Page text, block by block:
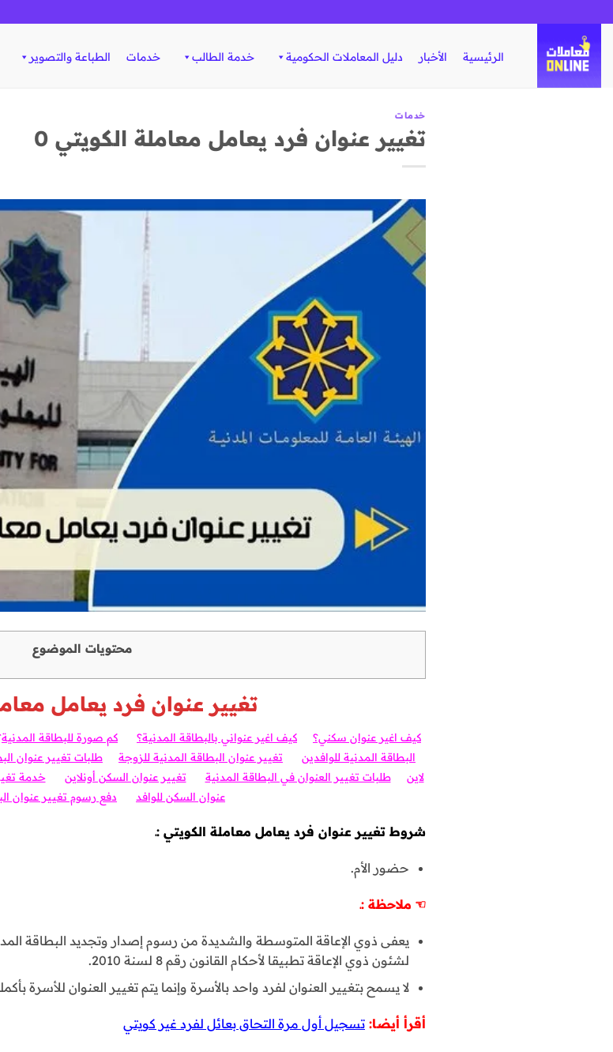
الرئيسية الأخبار دليل المعاملات الحكومية خدمة الطالب خدمات الطباعة والتصوير
خدمات
تغيير عنوان فرد يعامل معاملة الكويتي 0
محتويات الموضوع
تغيير عنوان فرد يعامل
كيف اغير عنوان سكني؟ كيف اغير عنواني بالبطاقة المدنية؟ كم صورة للبطاقة المدنية
البطاقة المدنية للوافدين
تغيير عنوان البطاقة المدنية للزوجة طلبات تغيير عنوان
لاين
طلبات تغيير العنوان في البطاقة المدنية تغيير عنوان السكن أونلاين خدمة
عنوان السكن للوافد
دفع رسوم تغيير عنوان
شروط تغيير عنوان فرد يعامل معاملة الكويتي :ـ
حضور الأم.
☜ ملاحظة :ـ
يعفى ذوي الإعاقة المتوسطة والشديدة من رسوم إصدار وتجديد البطاقة
لشئون ذوي الإعاقة تطبيقا لأحكام القانون رقم 8 لسنة 2010.
لا يسمح بتغيير العنوان لفرد واحد بالأسرة وإنما يتم تغيير العنوان للأسرة
أقرأ أيضا: تسجيل أول مرة التحاق بعائل لفرد غير كويتي